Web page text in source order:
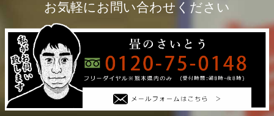
お気軽にお問い合わせください